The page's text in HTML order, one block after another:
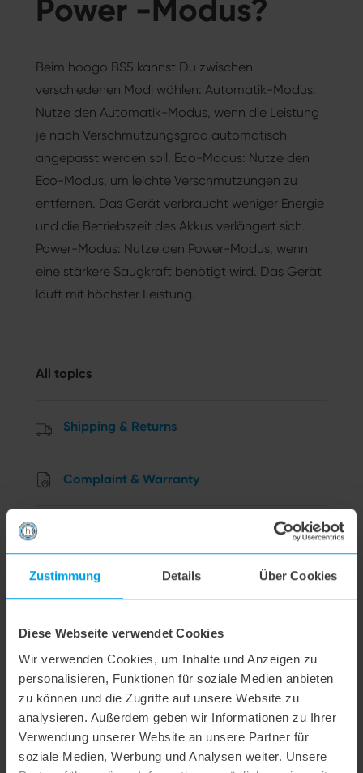
Zustimmung Details Über Cookies
Diese Webseite verwendet Cookies
Wir verwenden Cookies, um Inhalte und Anzeigen zu
personalisieren, Funktionen für soziale Medien anbieten
zu können und die Zugriffe auf unsere Website zu
analysieren. Außerdem geben wir Informationen zu Ihrer
Verwendung unserer Website an unsere Partner für
soziale Medien, Werbung und Analysen weiter. Unsere
Power -Modus?
Beim hoogo BS5 kannst Du zwischen
verschiedenen Modi wählen: Automatik-Modus:
Nutze den Automatik-Modus, wenn die Leistung
je nach Verschmutzungsgrad automatisch
angepasst werden soll. Eco-Modus: Nutze den
Eco-Modus, um leichte Verschmutzungen zu
entfernen. Das Gerät verbraucht weniger Energie
und die Betriebszeit des Akkus verlängert sich.
Power-Modus: Nutze den Power-Modus, wenn
eine stärkere Saugkraft benötigt wird. Das Gerät
läuft mit höchster Leistung.
All topics
Shipping & Returns
Complaint & Warranty
Cancellation
Data privacy
Other Questions
hoogo R2